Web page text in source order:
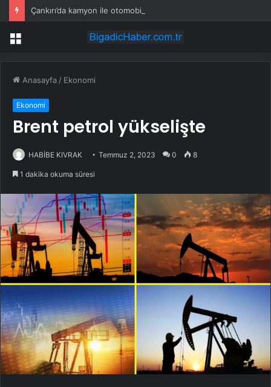
Menü
Anasayfa / Ekonomi
Ekonomi
Brent petrol yükselişte
HABİBE KIVRAK Temmuz 2, 2023 0 8
1 dakika okuma süresi